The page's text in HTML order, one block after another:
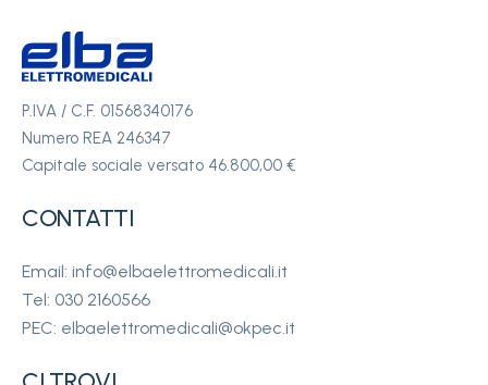
P.IVA / C.F. 01568340176
Numero REA 246347
Capitale sociale versato 46.800,00 €
CONTATTI
Email: info@elbaelettromedicali.it
Tel: 030 2160566
PEC: elbaelettromedicali@okpec.it